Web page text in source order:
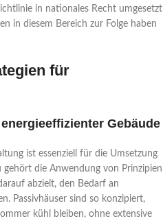
in nationales Recht umgesetzt
in diesem Bereich zur Folge haben
für
Gebäude
ist essenziell für die Umsetzung
gehört die Anwendung von Prinzipien
abzielt, den Bedarf an
Passivhäuser sind so konzipiert,
kühl bleiben, ohne extensive